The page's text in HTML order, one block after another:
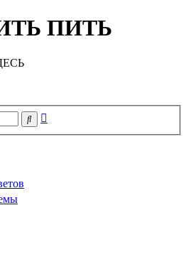
ПИТЬ
Поиск